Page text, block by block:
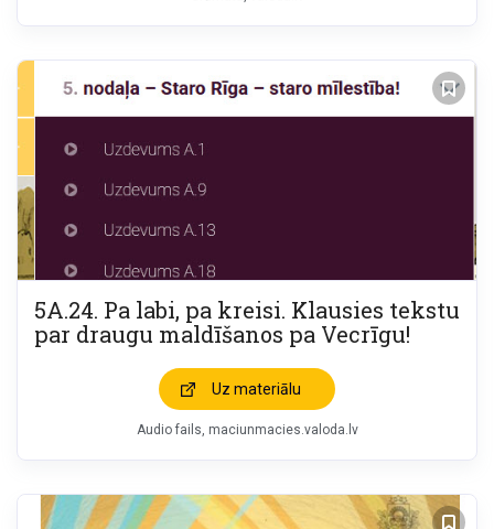
5A.24. Pa labi, pa kreisi. Klausies tekstu
par draugu maldīšanos pa Vecrīgu!
Uz materiālu
Audio fails maciunmacies.valoda.lv